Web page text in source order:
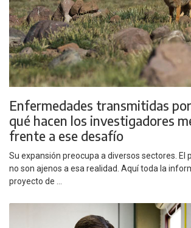
Enfermedades transmitidas
qué hacen los investigadores
frente a ese desafío
Su expansión preocupa a diversos sectores. El
no son ajenos a esa realidad. Aquí toda la
proyecto de ...